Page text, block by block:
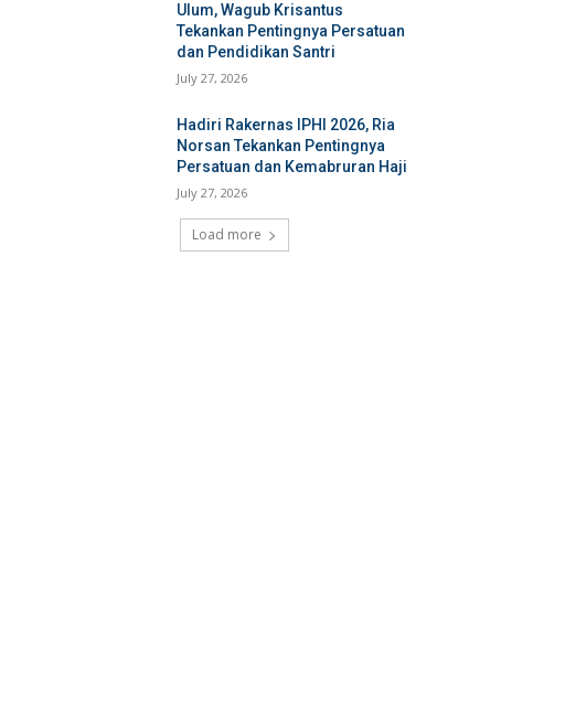
Ulum, Wagub Krisantus
Tekankan Pentingnya Persatuan
dan Pendidikan Santri
July 27, 2026
Hadiri Rakernas IPHI 2026, Ria
Norsan Tekankan Pentingnya
Persatuan dan Kemabruran Haji
July 27, 2026
Load more